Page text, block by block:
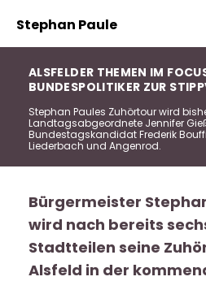
Stephan Paule
ALSFELDER THEMEN IM
BUNDESPOLITIKER ZUR
Stephan Paules Zuhörtour wird
Landtagsabgeordnete Jennifer
Bundestagskandidat Frederik
Liederbach und Angenrod.
Bürgermeister
wird nach bereits
Stadtteilen seine
Alsfeld in der